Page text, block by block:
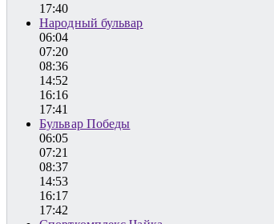
17:40
Народный бульвар
06:04
07:20
08:36
14:52
16:16
17:41
Бульвар Победы
06:05
07:21
08:37
14:53
16:17
17:42